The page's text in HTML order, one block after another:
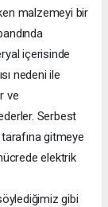
malzemeyi bir
içerisinde
nedeni ile
ve
Serbest
gitmeye
elektrik
gibi